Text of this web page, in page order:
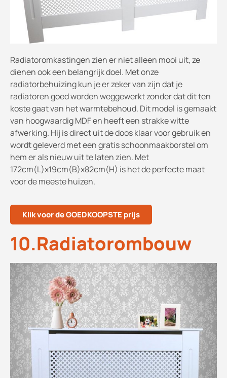
Radiatoromkastingen zien er niet alleen mooi uit, ze
dienen ook een belangrijk doel. Met onze
radiatorbehuizing kun je er zeker van zijn dat je
radiatoren goed worden weggewerkt zonder dat dit ten
koste gaat van het warmtebehoud. Dit model is gemaakt
van hoogwaardig MDF en heeft een strakke witte
afwerking. Hij is direct uit de doos klaar voor gebruik en
wordt geleverd met een gratis schoonmaakborstel om
hem er als nieuw uit te laten zien. Met
172cm(L)x19cm(B)x82cm(H) is het de perfecte maat
voor de meeste huizen.
Klik voor de GOEDKOOPSTE prijs
10.Radiatorombouw